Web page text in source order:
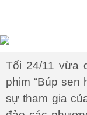
Tối 24/11 vừa
phim “Búp sen
sự tham gia